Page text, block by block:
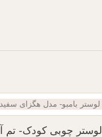
لوستر چوبی کودک- تم